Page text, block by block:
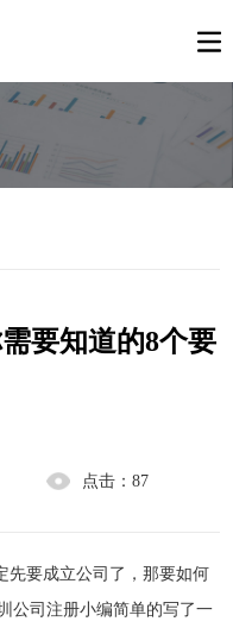
要知道的8个要
点击： 87
先要成立公司了，那要如何
公司注册小编简单的写了一